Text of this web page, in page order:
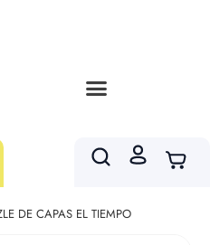
DE CAPAS EL TIEMPO